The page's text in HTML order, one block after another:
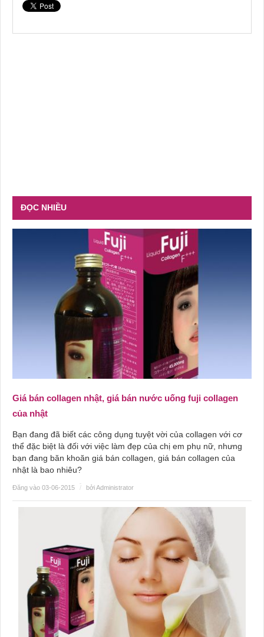
ĐỌC NHIỀU
Giá bán collagen nhật, giá bán nước uống fuji collagen
của nhật
Bạn đang đã biết các công dụng tuyệt vời của collagen với cơ
thể đặc biệt là đối với việc làm đẹp của chị em phụ nữ, nhưng
bạn đang băn khoăn giá bán collagen, giá bán collagen của
nhật là bao nhiêu?
Đăng vào 03-06-2015 / bởi Administrator